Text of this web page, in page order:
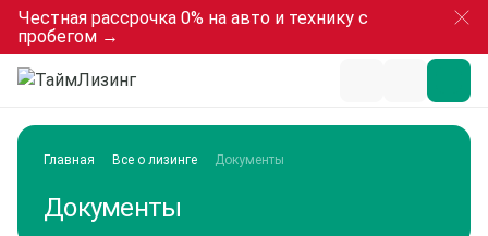
Честная рассрочка 0% на авто и технику с
пробегом →
Главная Все о лизинге Документы
Документы